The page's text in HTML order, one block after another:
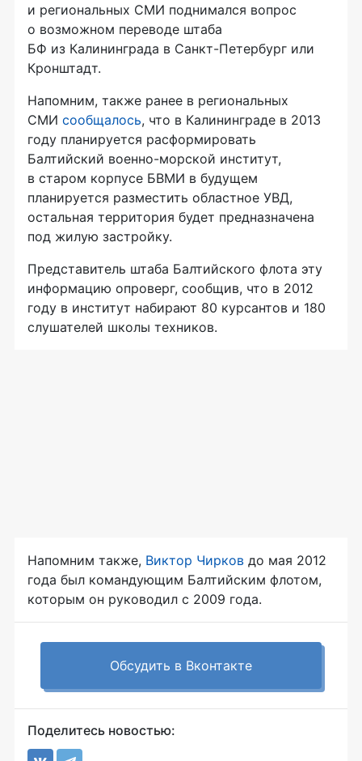
и региональных СМИ поднимался вопрос
о возможном переводе штаба
БФ из Калининграда в Санкт-Петербург или
Кронштадт.
Напомним, также ранее в региональных
СМИ сообщалось, что в Калининграде в 2013
году планируется расформировать
Балтийский военно-морской институт,
в старом корпусе БВМИ в будущем
планируется разместить областное УВД,
остальная территория будет предназначена
под жилую застройку.
Представитель штаба Балтийского флота эту
информацию опроверг, сообщив, что в 2012
году в институт набирают 80 курсантов и 180
слушателей школы техников.
Напомним также, Виктор Чирков до мая 2012
года был командующим Балтийским флотом,
которым он руководил с 2009 года.
Обсудить в Вконтакте
Поделитесь новостью: